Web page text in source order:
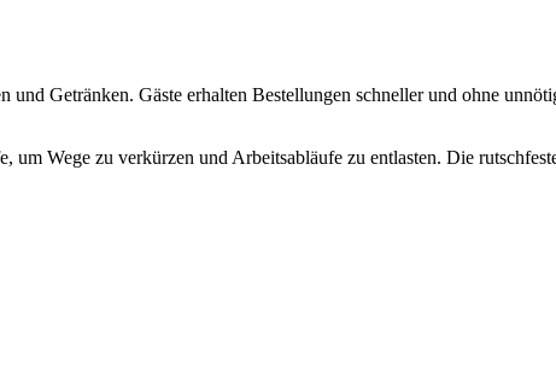
und Getränken. Gäste erhalten Bestellungen schneller und ohne
Wege zu verkürzen und Arbeitsabläufe zu entlasten. Die